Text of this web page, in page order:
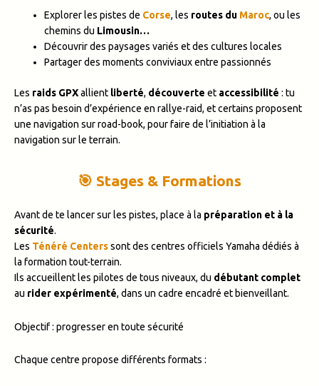
Explorer les pistes de Corse, les routes du Maroc, ou les
chemins du Limousin…
Découvrir des paysages variés et des cultures locales
Partager des moments conviviaux entre passionnés
Les raids GPXallient liberté, découverte et accessibilité : tu
n’as pas besoin d’expérience en rallye-raid, et certains proposent
une navigation sur road-book, pour faire de l’initiation à la
navigation sur le terrain.
🎯 Stages & Formations
Avant de te lancer sur les pistes, place à la préparation et à la
sécurité.
Les Ténéré Centerssont des centres officiels Yamaha dédiés à
la formation tout-terrain.
Ils accueillent les pilotes de tous niveaux, du débutant complet
au rider expérimenté, dans un cadre encadré et bienveillant.
Objectif : progresser en toute sécurité
Chaque centre propose différents formats :